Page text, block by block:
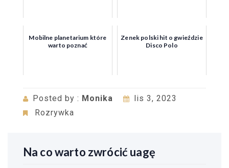
Mobilne planetarium które
warto poznać
Zenek polski hit o gwieździe
Disco Polo
Posted by : Monika
lis 3, 2023
Rozrywka
Na co warto zwrócić uagę